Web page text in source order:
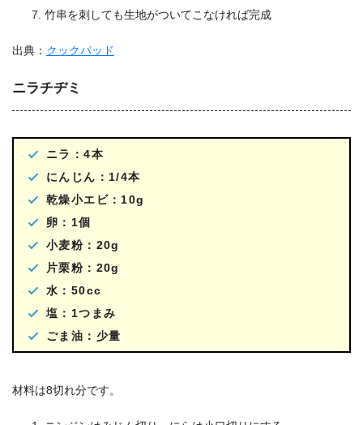
竹串を刺しても生地がついてこなければ完成
出典： クックパッド
ニラチヂミ
ニラ：4本
にんじん：1/4本
乾燥小エビ：10g
卵：1個
小麦粉：20g
片栗粉：20g
水：50cc
塩：1つまみ
ごま油：少量
材料は8切れ分です。